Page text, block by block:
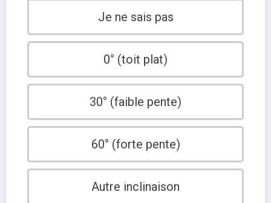
Je ne sais pas
0° (toit plat)
30° (faible pente)
60° (forte pente)
Autre inclinaison